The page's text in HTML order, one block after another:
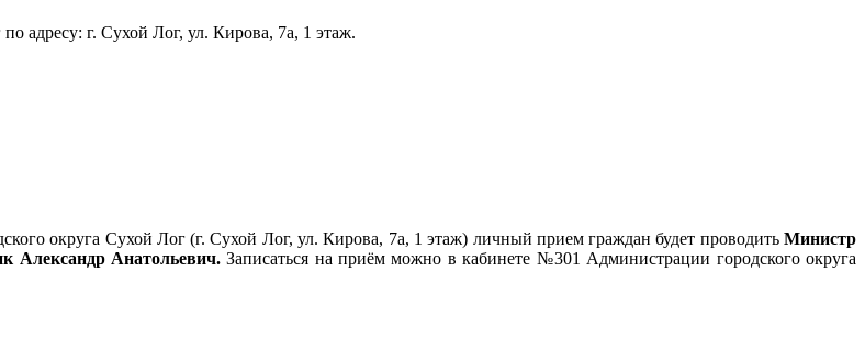
адресу: г. Сухой Лог, ул. Кирова, 7а, 1 этаж.
округа Сухой Лог (г. Сухой Лог, ул. Кирова, 7а, 1 этаж) личный прием граждан будет проводитьМинистр
Александр Анатольевич.Записаться на приём можно в кабинете №301 Администрации городского округа